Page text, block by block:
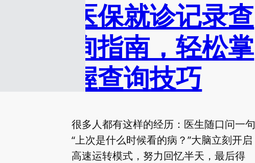
医保就诊记录查
询指南，轻松掌
握查询技巧
很多人都有这样的经历：医生随口问一句
“上次是什么时候看的病？”大脑立刻开启
高速运转模式，努力回忆半天，最后得